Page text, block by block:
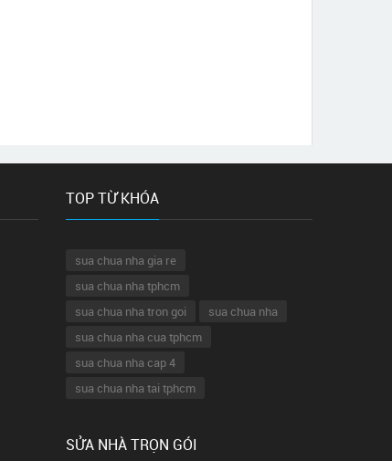
TOP TỪ KHÓA
sua chua nha gia re
sua chua nha tphcm
sua chua nha tron goi
sua chua nha
sua chua nha cua tphcm
sua chua nha cap 4
sua chua nha tai tphcm
SỬA NHÀ TRỌN GÓI